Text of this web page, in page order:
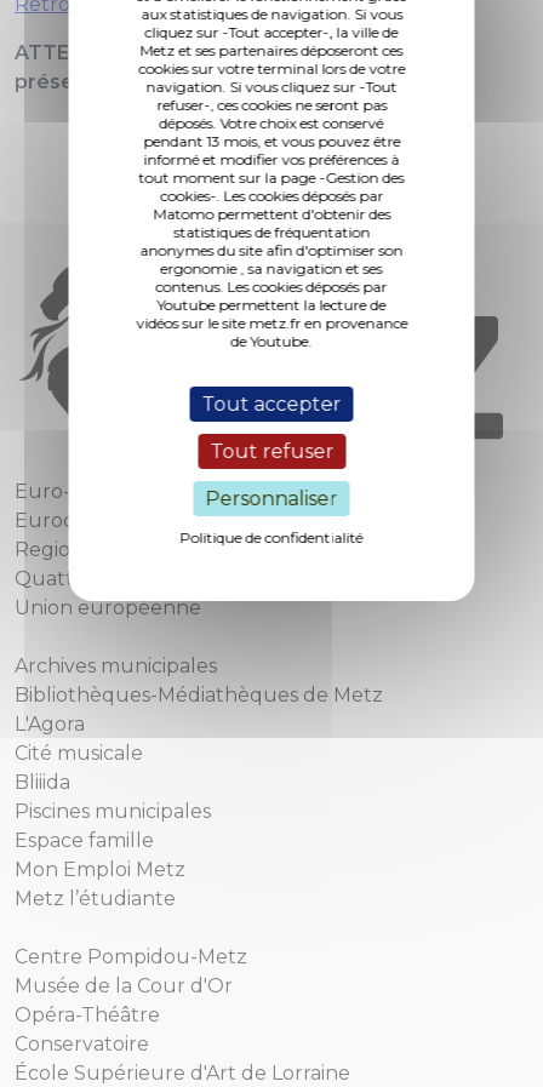
aux statistiques de navigation. Si vous
cliquez sur -Tout accepter-, la ville de
Metz et ses partenaires déposeront ces
cookies sur votre terminal lors de votre
navigation. Si vous cliquez sur -Tout
refuser-, ces cookies ne seront pas
déposés. Votre choix est conservé
pendant 13 mois, et vous pouvez être
informé et modifier vos préférences à
tout moment sur la page -Gestion des
cookies-. Les cookies déposés par
Matomo permettent d'obtenir des
statistiques de fréquentation
anonymes du site afin d'optimiser son
ergonomie , sa navigation et ses
contenus. Les cookies déposés par
Youtube permettent la lecture de
vidéos sur le site metz.fr en provenance
de Youtube.
Tout accepter
Tout refuser
Personnaliser
Politique de confidentialité
ATTENTION : Entrée conditionnée sur
présentation du PASS SANITAIRE
Euro-Métropole de Metz
Eurodépartement de Moselle
Region Grand Est
Quattropole
Union européenne
Archives municipales
Bibliothèques-Médiathèques de Metz
L'Agora
Cité musicale
Bliiida
Piscines municipales
Espace famille
Mon Emploi Metz
Metz l’étudiante
Centre Pompidou-Metz
Musée de la Cour d'Or
Opéra-Théâtre
Conservatoire
École Supérieure d'Art de Lorraine